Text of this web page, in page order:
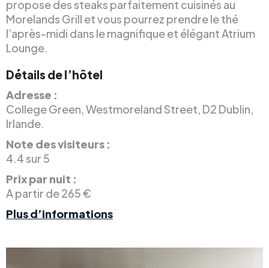
propose des steaks parfaitement cuisinés au
Morelands Grill et vous pourrez prendre le thé
l’après-midi dans le magnifique et élégant Atrium
Lounge.
Détails de l’hôtel
Adresse :
College Green, Westmoreland Street, D2 Dublin,
Irlande.
Note des visiteurs :
4.4 sur 5
Prix par nuit :
A partir de 265 €
Plus d’informations